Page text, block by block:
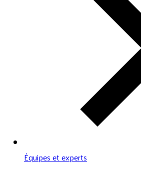
Équipes et experts